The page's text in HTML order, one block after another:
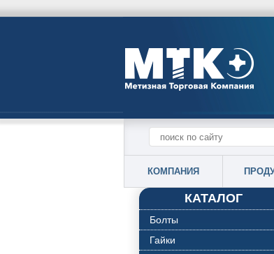
КОМПАНИЯ
КАТАЛОГ
Болты
Гайки